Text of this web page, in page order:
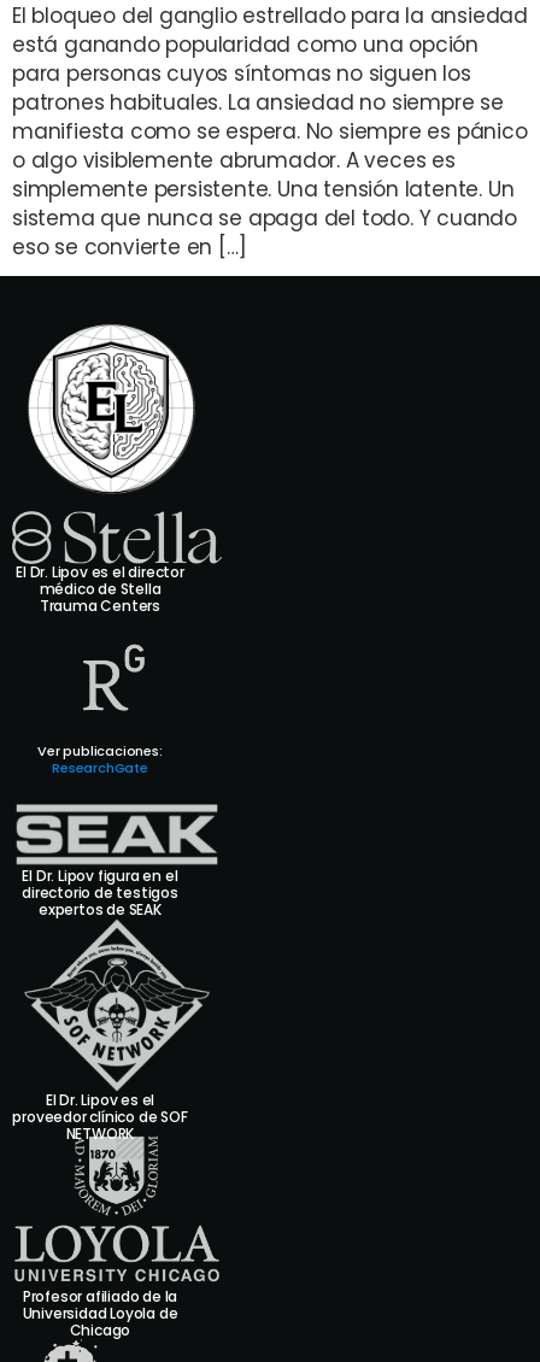
El bloqueo del ganglio estrellado para la ansiedad
está ganando popularidad como una opción
para personas cuyos síntomas no siguen los
patrones habituales. La ansiedad no siempre se
manifiesta como se espera. No siempre es pánico
o algo visiblemente abrumador. A veces es
simplemente persistente. Una tensión latente. Un
sistema que nunca se apaga del todo. Y cuando
eso se convierte en […]
El Dr. Lipov es el director
médico de Stella
Trauma Centers
Ver publicaciones:
ResearchGate
El Dr. Lipov figura en el
directorio de testigos
expertos de SEAK
El Dr. Lipov es el
proveedor clínico de SOF
NETWORK
Profesor afiliado de la
Universidad Loyola de
Chicago